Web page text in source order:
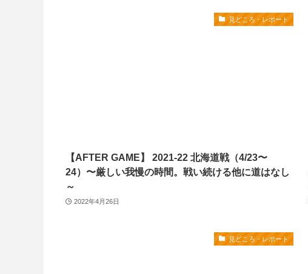
見どころ・レポート
【AFTER GAME】 2021-22 北海道戦（4/23〜
24）〜厳しい我慢の時間。戦い続ける他に道はなし
～
2022年4月26日
見どころ・レポート